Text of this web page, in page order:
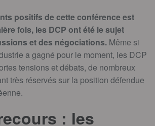
positifs de cette conférence est
fois, les DCP ont été le sujet
et des négociations. Même si
a gagné pour le moment, les DCP
tensions et débats, de nombreux
très réservés sur la position défendue
: les